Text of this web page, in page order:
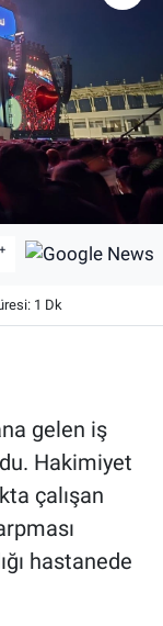
+
1 Dk
gelen iş
Hakimiyet
çalışan
hastanede